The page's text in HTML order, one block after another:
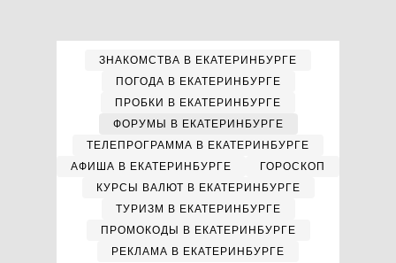
ЗНАКОМСТВА В ЕКАТЕРИНБУРГЕ
ПОГОДА В ЕКАТЕРИНБУРГЕ
ПРОБКИ В ЕКАТЕРИНБУРГЕ
ФОРУМЫ В ЕКАТЕРИНБУРГЕ
ТЕЛЕПРОГРАММА В ЕКАТЕРИНБУРГЕ
АФИША В ЕКАТЕРИНБУРГЕ
ГОРОСКОП
КУРСЫ ВАЛЮТ В ЕКАТЕРИНБУРГЕ
ТУРИЗМ В ЕКАТЕРИНБУРГЕ
ПРОМОКОДЫ В ЕКАТЕРИНБУРГЕ
РЕКЛАМА В ЕКАТЕРИНБУРГЕ